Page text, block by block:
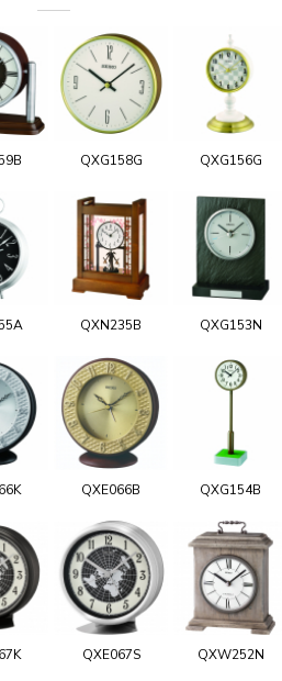
QXG158G QXG156G
QXN235B QXG153N
QXE066B QXG154B
QXE067S QXW252N